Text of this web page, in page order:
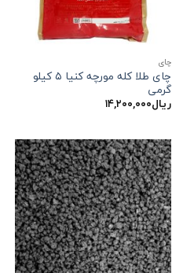
چاي
چای طلا کله مورچه کنیا ۵ کیلو
گرمی
ریال۱۴,۲۰۰,۰۰۰